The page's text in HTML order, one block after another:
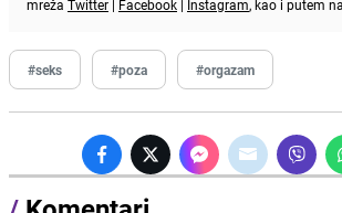
mreža Twitter | Facebook | Instagram, kao i putem
#seks #poza #orgazam